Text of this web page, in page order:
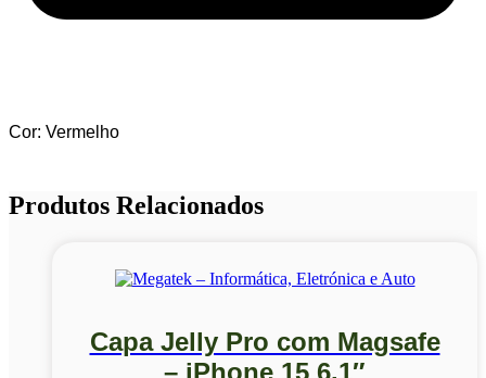
Cor: Vermelho
Produtos Relacionados
Capa Jelly Pro com Magsafe
– iPhone 15 6.1″